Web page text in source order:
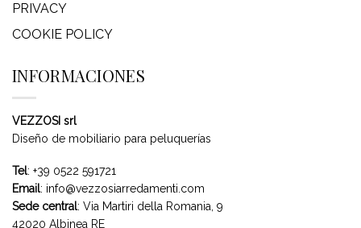
PRIVACY
COOKIE POLICY
INFORMACIONES
VEZZOSI srl
Diseño de mobiliario para peluquerías
Tel: +39 0522 591721
Email: info@vezzosiarredamenti.com
Sede central: Via Martiri della Romania, 9
42020 Albinea RE